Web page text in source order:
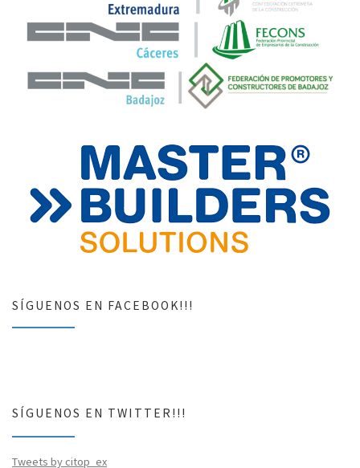
SÍGUENOS EN FACEBOOK!!!
SÍGUENOS EN TWITTER!!!
Tweets by citop_ex